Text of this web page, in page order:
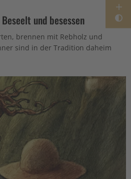
und besessen
brennen mit Rebholz und
sind in der Tradition daheim